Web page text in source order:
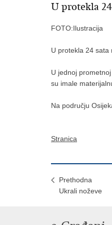
U protekla
FOTO:Ilustracija
U protekla 24 sata
U jednoj
su imale
Na području
Stranica
Prethodna
Ukrali noževe